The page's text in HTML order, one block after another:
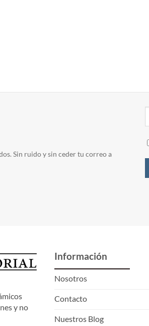
Sin ruido y sin ceder tu correo a
y no
Información
Nosotros
Contacto
Nuestros Blog